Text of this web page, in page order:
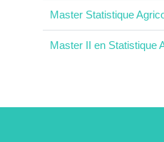
Master Statistique
Master II en Statistique